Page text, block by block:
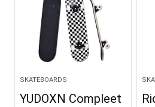
SKATEBOARDS
YUDOXN Compleet